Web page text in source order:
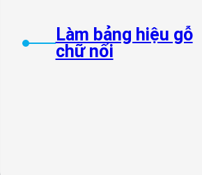
Làm bảng hiệu gỗ
chữ nổi